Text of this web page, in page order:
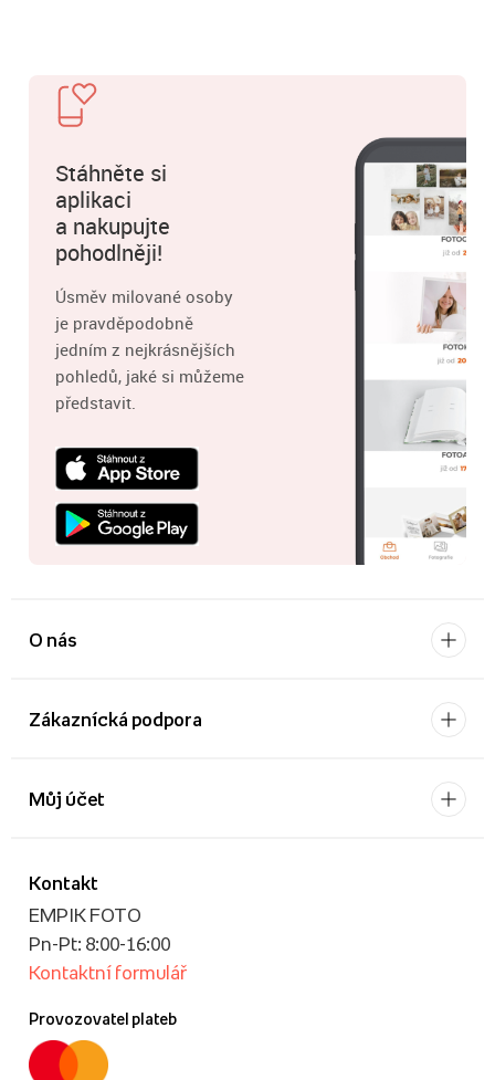
Stáhněte si
aplikaci
a nakupujte
pohodlněji!
Úsměv milované osoby
je pravděpodobně
jedním z nejkrásnějších
pohledů, jaké si můžeme
představit.
O nás
Zákaznícká podpora
Kontakt
EMPIK FOTO
Pn-Pt: 8:00-16:00
Kontaktní formulář
Provozovatel plateb
Můj účet